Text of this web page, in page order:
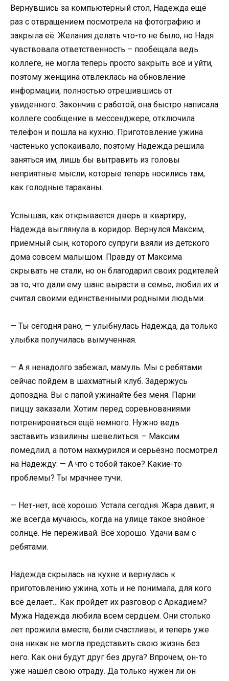
Вернувшись за компьютерный стол, Надежда ещё
раз с отвращением посмотрела на фотографию и
закрыла её. Желания делать что-то не было, но Надя
чувствовала ответственность – пообещала ведь
коллеге, не могла теперь просто закрыть всё и уйти,
поэтому женщина отвлеклась на обновление
информации, полностью отрешившись от
увиденного. Закончив с работой, она быстро написала
коллеге сообщение в мессенджере, отключила
телефон и пошла на кухню. Приготовление ужина
частенько успокаивало, поэтому Надежда решила
заняться им, лишь бы вытравить из головы
неприятные мысли, которые теперь носились там,
как голодные тараканы.
Услышав, как открывается дверь в квартиру,
Надежда выглянула в коридор. Вернулся Максим,
приёмный сын, которого супруги взяли из детского
дома совсем малышом. Правду от Максима
скрывать не стали, но он благодарил своих родителей
за то, что дали ему шанс вырасти в семье, любил их и
считал своими единственными родными людьми.
— Ты сегодня рано, — улыбнулась Надежда, да только
улыбка получилась вымученная.
— А я ненадолго забежал, мамуль. Мы с ребятами
сейчас пойдём в шахматный клуб. Задержусь
допоздна. Вы с папой ужинайте без меня. Парни
пиццу заказали. Хотим перед соревнованиями
потренироваться ещё немного. Нужно ведь
заставить извилины шевелиться. – Максим
помедлил, а потом нахмурился и серьёзно посмотрел
на Надежду: — А что с тобой такое? Какие-то
проблемы? Ты мрачнее тучи.
— Нет-нет, всё хорошо. Устала сегодня. Жара давит, я
же всегда мучаюсь, когда на улице такое знойное
солнце. Не переживай. Всё хорошо. Удачи вам с
ребятами.
Надежда скрылась на кухне и вернулась к
приготовлению ужина, хоть и не понимала, для кого
всё делает… Как пройдёт их разговор с Аркадием?
Мужа Надежда любила всем сердцем. Они столько
лет прожили вместе, были счастливы, и теперь уже
она никак не могла представить свою жизнь без
него. Как они будут друг без друга? Впрочем, он-то
уже нашёл свою отраду. Да только нужен ли он